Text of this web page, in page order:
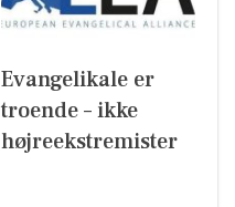
Evangelikale er
troende – ikke
højreekstremister